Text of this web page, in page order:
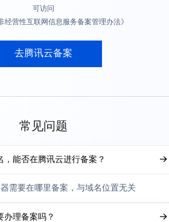
可访问
经营性互联网信息服务备案管理办法》
去腾讯云备案
常见问题
，能否在腾讯云进行备案？
需要在哪里备案，与域名位置无关
办理备案吗？